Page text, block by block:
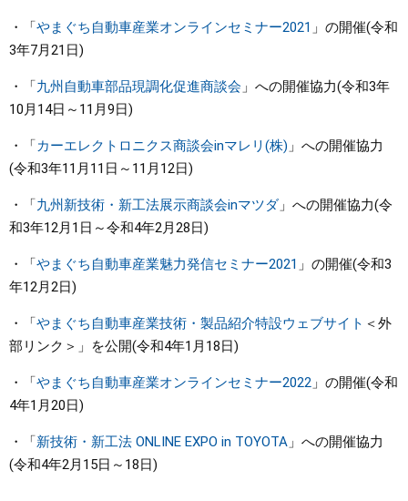
しごと・産業・観光
県政情報
・「やまぐち自動車産業オンラインセミナー2021 」の開催(令和
3年7月21日)
・「九州自動車部品現調化促進商談会 」への開催協力(令和3年
10月14日～11月9日)
・「カーエレクトロニクス商談会inマレリ(株) 」への開催協力
(令和3年11月11日～11月12日)
・「九州新技術・新工法展示商談会inマツダ」への開催協力(令
和3年12月1日～令和4年2月28日)
・「やまぐち自動車産業魅力発信セミナー2021 」の開催(令和3
年12月2日)
・「やまぐち自動車産業技術・製品紹介特設ウェブサイト ＜外
部リンク＞ 」を公開(令和4年1月18日)​
・「やまぐち自動車産業オンラインセミナー2022 」の開催(令和
4年1月20日)
・「新技術・新工法 ONLINE EXPO in TOYOTA 」への開催協力
(令和4年2月15日～18日)